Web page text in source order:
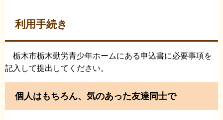
利用手続き
栃木市栃木勤労青少年ホームにある申込書に必要事項を
記入して提出してください。
個人はもちろん、気のあった友達同士で